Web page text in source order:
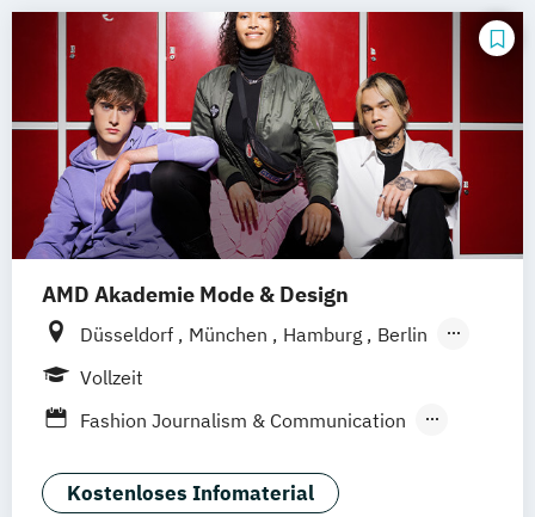
AMD Akademie Mode & Design
Düsseldorf München Hamburg
Berlin
Wiesbaden
Vollzeit
Fashion Journalism & Communication
Industrie & Produkt Design
Kostenloses Infomaterial